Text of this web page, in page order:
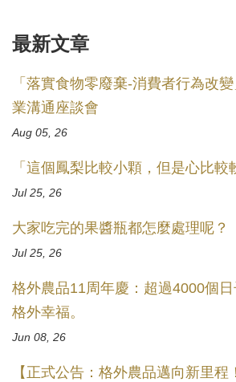
最新文章
「落實食物零廢棄-消費者行為改
業溝通座談會
Aug 05, 26
「這個鳳梨比較小顆，但是心比較
Jul 25, 26
大家吃完的果醬瓶都怎麼處理呢？
Jul 25, 26
格外農品11周年慶：超過4000個日
格外幸福。
Jun 08, 26
【正式公告：格外農品邁向新里